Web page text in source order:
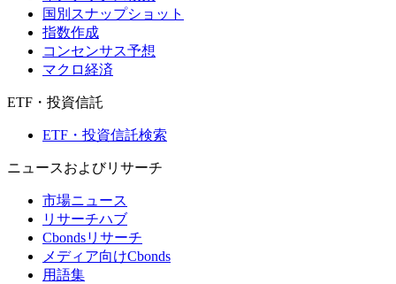
国別スナップショット
指数作成
コンセンサス予想
マクロ経済
ETF・投資信託
ETF・投資信託検索
ニュースおよびリサーチ
市場ニュース
リサーチハブ
Cbondsリサーチ
メディア向けCbonds
用語集